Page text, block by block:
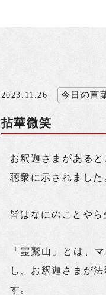
2023.11.26 今日の言
拈華微笑
お釈迦さまがある
聴衆に示されました
皆はなにのことや
「霊鷲山」とは、
し、お釈迦さまが
す。